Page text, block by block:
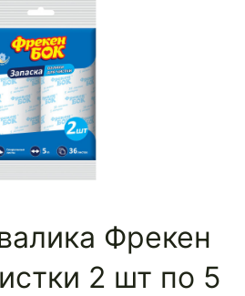
Фрекен
2 шт по 5